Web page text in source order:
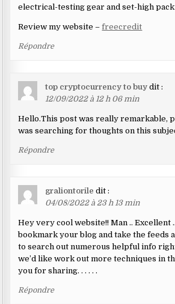
electrical-testing gear and set-high
Review my website –freecredit
Répondre
top cryptocurrency to buy dit :
12/09/2022 à 12 h 06 min
Hello.This post was really remarkable,
was searching for thoughts on this
Répondre
graliontorile dit :
04/08/2022 à 23 h 13 min
Hey very cool website!! Man .. Excellent
bookmark your blog and take the feeds
to search out numerous helpful info
we’d like work out more techniques in
you for sharing. . . . . .
Répondre